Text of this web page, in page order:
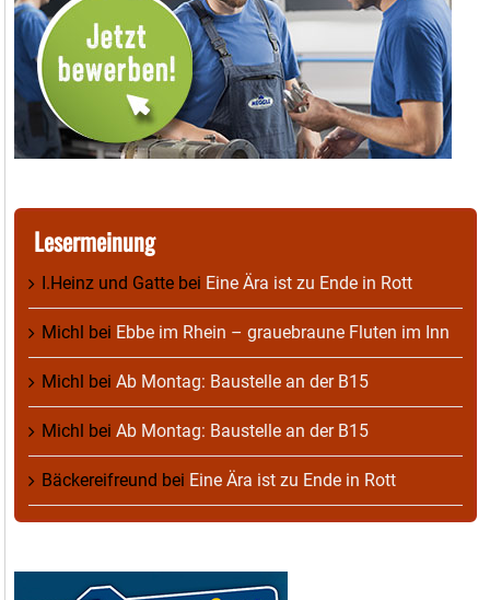
Lesermeinung
I.Heinz und Gatte bei Eine Ära ist zu Ende in Rott
Michl bei Ebbe im Rhein – grauebraune Fluten im Inn
Michl bei Ab Montag: Baustelle an der B15
Michl bei Ab Montag: Baustelle an der B15
Bäckereifreund bei Eine Ära ist zu Ende in Rott